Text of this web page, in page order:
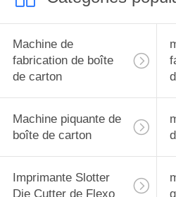
Machine de
fabrication de boîte
de carton
Machine piquante de
boîte de carton
Imprimante Slotter
Die Cutter de Flexo